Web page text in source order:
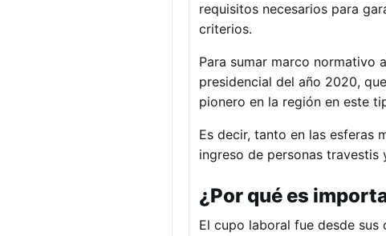
requisitos necesarios para
criterios.
Para sumar marco normativo
presidencial del año 2020,
pionero en la región en este
Es decir, tanto en las esferas
ingreso de personas
¿Por qué es
El cupo laboral fue desde